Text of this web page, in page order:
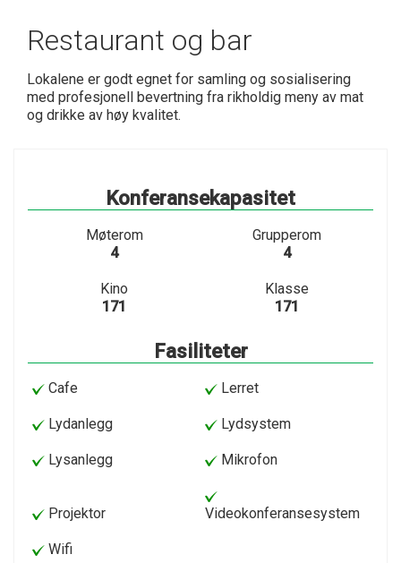
Restaurant og bar
Lokalene er godt egnet for samling og sosialisering
med profesjonell bevertning fra rikholdig meny av mat
og drikke av høy kvalitet.
Konferansekapasitet
Møterom
4
Grupperom
4
Kino
171
Klasse
171
Fasiliteter
Cafe Lerret
Lydanlegg Lydsystem
Lysanlegg Mikrofon
Projektor Videokonferansesystem
Wifi